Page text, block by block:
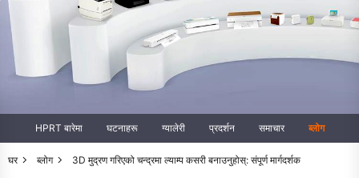
HPRT बारेमा घटनाहरू ग्यालेरी प्रदर्शन समाचार ब्लोग
घर ब्लोग 3D मुद्रण गरिएको चन्द्रमा ल्याम्प कसरी बनाउनुहोस्: संपूर्ण मार्गदर्शक